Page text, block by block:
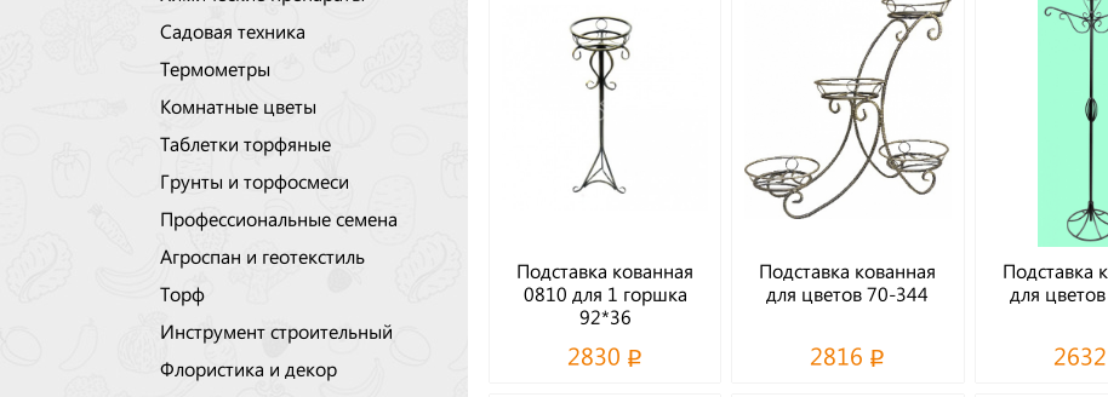
Садовая техника
Термометры
Комнатные цветы
Таблетки торфяные
Грунты и торфосмеси
Профессиональные семена
Агроспан и геотекстиль
Торф
Инструмент строительный
Флористика и декор
Подставка кованная
0810 для 1 горшка
92*36
2830
Подставка кованная
для цветов 70-344
2816
Подставка
для
2632